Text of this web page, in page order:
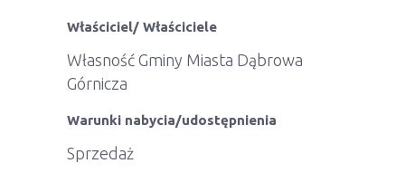
Właściciel/ Właściciele
Własność Gminy Miasta Dąbrowa
Górnicza
Warunki nabycia/udostępnienia
Sprzedaż